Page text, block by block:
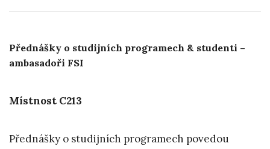
Přednášky o studijních programech & studenti –
ambasadoři FSI
Místnost C213
Přednášky o studijních programech povedou